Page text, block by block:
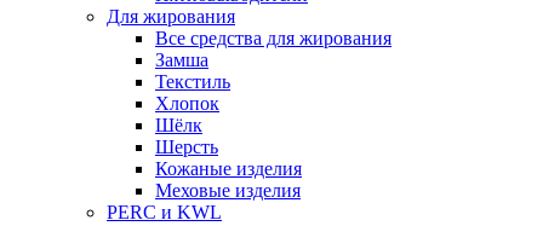
Для жирования
Все средства для жирования
Замша
Текстиль
Хлопок
Шёлк
Шерсть
Кожаные изделия
Меховые изделия
PERC и KWL